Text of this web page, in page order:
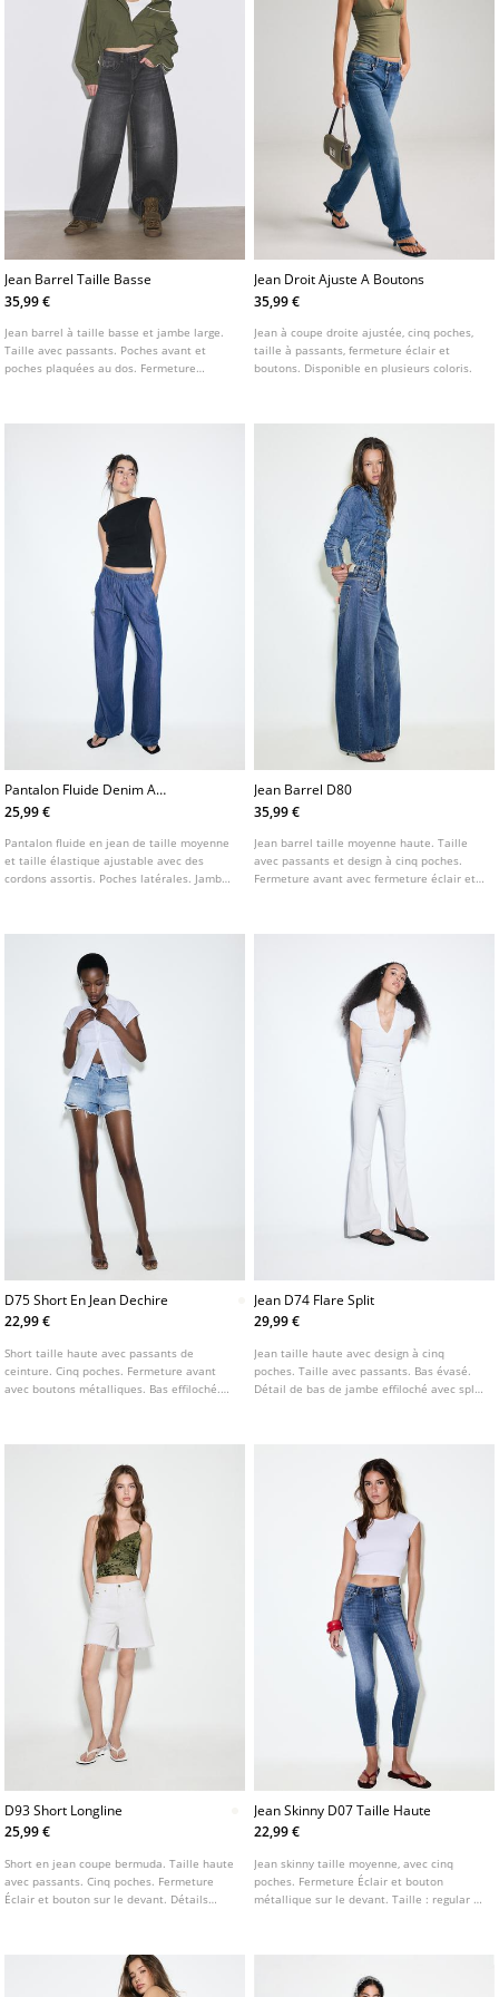
Jean Barrel Taille Basse
35,99 €
Jean barrel à taille basse et jambe large.
Taille avec passants. Poches avant et
poches plaquées au dos. Fermeture
Jean Droit Ajuste A Boutons
35,99 €
Jean à coupe droite ajustée, cinq poches,
taille à passants, fermeture éclair et
boutons. Disponible en plusieurs coloris.
Pantalon Fluide Denim A
Cordon
25,99 €
Pantalon fluide en jean de taille moyenne
et taille élastique ajustable avec des
cordons assortis. Poches latérales. Jambe
Jean Barrel D80
35,99 €
Jean barrel taille moyenne haute. Taille
avec passants et design à cinq poches.
Fermeture avant avec fermeture éclair et
D75 Short En Jean Dechire
22,99 €
Short taille haute avec passants de
ceinture. Cinq poches. Fermeture avant
avec boutons métalliques. Bas effiloché.
Jean D74 Flare Split
29,99 €
Jean taille haute avec design à cinq
poches. Taille avec passants. Bas évasé.
Détail de bas de jambe effiloché avec split
D93 Short Longline
25,99 €
Short en jean coupe bermuda. Taille haute
avec passants. Cinq poches. Fermeture
Éclair et bouton sur le devant. Détails
Jean Skinny D07 Taille Haute
22,99 €
Jean skinny taille moyenne, avec cinq
poches. Fermeture Éclair et bouton
métallique sur le devant. Taille : regular fit